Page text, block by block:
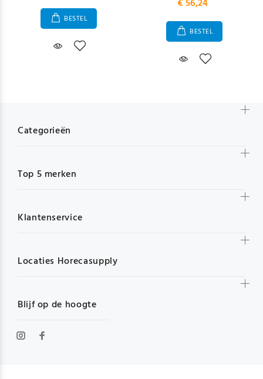
BESTEL
€ 56,24
BESTEL
Blijf op de hoogte
Categorieën
Top 5 merken
Klantenservice
Locaties Horecasupply